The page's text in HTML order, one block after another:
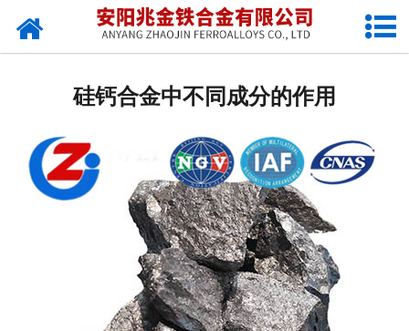
网站首页
产品中心
厂容厂貌
视频中心
联系我们
硅钙合金中不同成分的作用